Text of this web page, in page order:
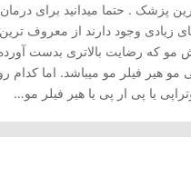
پزشک . حتما میدانید برای
وجود دارند از معروف
که رضایت بالاتری بدست آورده
مو هیر فیلر مو میباشد. اما
یا پی ار پی یا هیر فیلر مو…